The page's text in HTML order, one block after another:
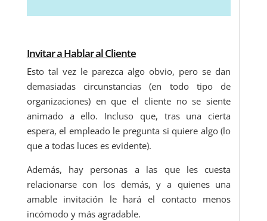
Invitar a Hablar al Cliente
Esto tal vez le parezca algo obvio, pero se dan
demasiadas circunstancias (en todo tipo de
organizaciones) en que el cliente no se siente
animado a ello. Incluso que, tras una cierta
espera, el empleado le pregunta si quiere algo (lo
que a todas luces es evidente).
Además, hay personas a las que les cuesta
relacionarse con los demás, y a quienes una
amable invitación le hará el contacto menos
incómodo y más agradable.